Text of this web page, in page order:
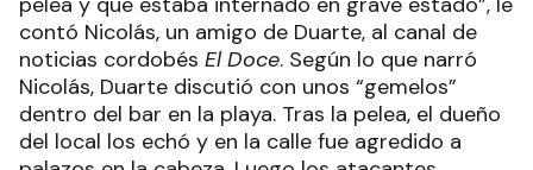
contó Nicolás, un amigo de Duarte, al canal de
noticias cordobés El Doce. Según lo que narró
Nicolás, Duarte discutió con unos “gemelos”
dentro del bar en la playa. Tras la pelea, el dueño
del local los echó y en la calle fue agredido a